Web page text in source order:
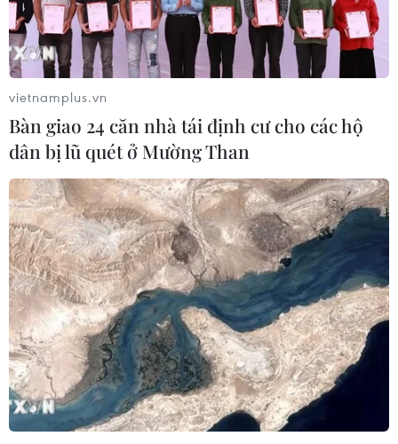
Tây Ban Nha: 100 người thiệt mạng
trong vụ vượt biển ồ ạt vào Ceuta
06/08/2026 16:03
Đức tuyên án chung thân đối tượng
gây vụ lao xe vào đám đông ở
Munich
06/08/2026 15:57
Nga thúc đẩy đa dạng hóa tuyến vận
tải kết nối châu Á qua Ấn Độ Dương
06/08/2026 15:34
Hàn Quốc tái khẳng định mục tiêu
chung sống hòa bình với Triều Tiên
vietnamplus.vn
Bàn giao 24 căn nhà tái định cư cho các hộ
dân bị lũ quét ở Mường Than